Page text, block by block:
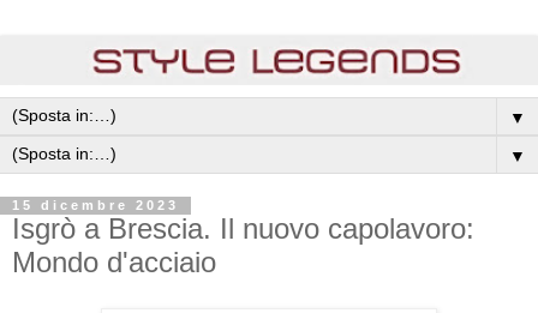
▼
▼
15 dicembre 2023
Isgrò a Brescia. Il nuovo capolavoro:
Mondo d'acciaio